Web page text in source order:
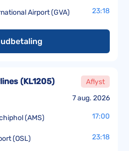
Airport (GVA) 23:18
udbetaling
7 aug. 2026
(KL1205) Aflyst
(AMS) 17:00
(OSL) 23:18